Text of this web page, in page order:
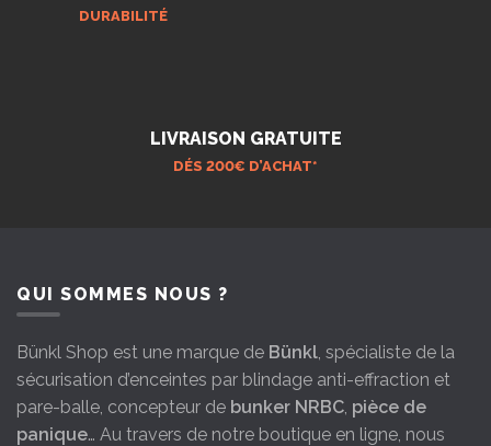
DURABILITÉ
LIVRAISON GRATUITE
DÉS 200€ D’ACHAT*
QUI SOMMES NOUS ?
Bünkl Shop est une marque de Bünkl , spécialiste de la
sécurisation d’enceintes par blindage anti-effraction et
pare-balle, concepteur de bunker NRBC pièce de
panique… Au travers de notre boutique en ligne, nous